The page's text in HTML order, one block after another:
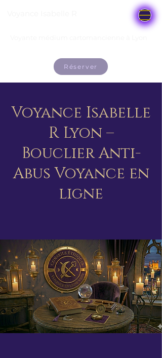
Réserver
Voyance Isabelle
R Lyon –
Bouclier Anti-
Abus Voyance en
ligne